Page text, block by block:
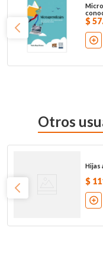
$ 57
Otros
Hijas
$